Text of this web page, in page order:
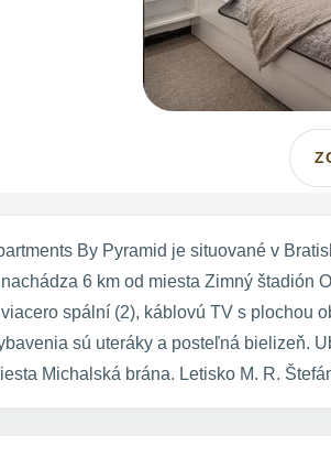
By Pyramid je situované v
6 km od miesta Zimný štadión
spální (2), káblovú TV s plochou
sú uteráky a posteľná bielizeň.
Michalská brána. Letisko M. R.